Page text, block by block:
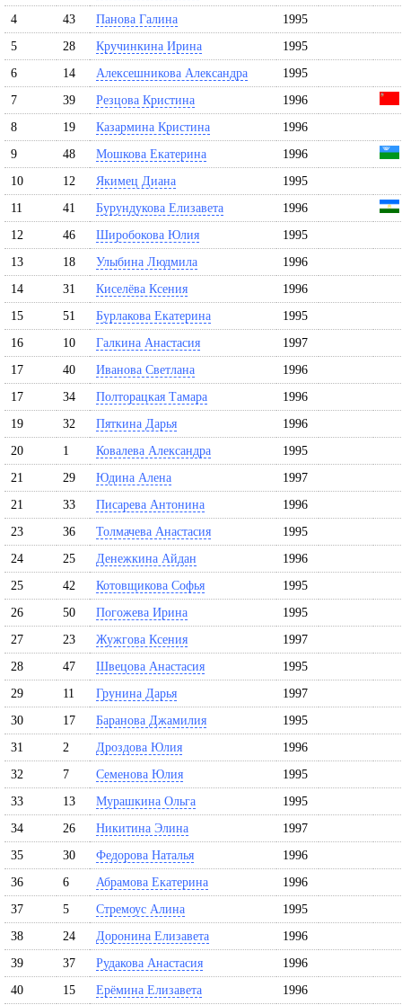
4
43 Панова Галина
1995
5
28 Кручинкина Ирина
1995
6
14 Алексешникова Александра
1995
7
39 Резцова Кристина 1996
8
19 Казармина Кристина
1996
9
48 Мошкова Екатерина 1996
10
12 Якимец Диана
1995
11
41 Бурундукова Елизавета 1996
12
46 Широбокова Юлия
1995
13
18 Улыбина Людмила
1996
14
31 Киселёва Ксения
1996
15
51 Бурлакова Екатерина
1995
16
10 Галкина Анастасия
1997
17
40 Иванова Светлана
1996
17
34 Полторацкая Тамара
1996
19
32 Пяткина Дарья
1996
20
1 Ковалева Александра
1995
21
29 Юдина Алена
1997
21
33 Писарева Антонина
1996
23
36 Толмачева Анастасия
1995
24
25 Денежкина Айдан
1996
25
42 Котовщикова Софья
1995
26
50 Погожева Ирина
1995
27
23 Жужгова Ксения
1997
28
47 Швецова Анастасия
1995
29
11 Грунина Дарья
1997
30
17 Баранова Джамилия
1995
31
2 Дроздова Юлия
1996
32
7 Семенова Юлия
1995
33
13 Мурашкина Ольга
1995
34
26 Никитина Элина
1997
35
30 Федорова Наталья
1996
36
6 Абрамова Екатерина
1996
37
5 Стремоус Алина
1995
38
24 Доронина Елизавета
1996
39
37 Рудакова Анастасия
1996
40
15 Ерёмина Елизавета
1996